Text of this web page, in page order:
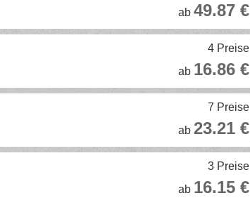
ab 49.87 €
4 Preise
ab 16.86 €
7 Preise
ab 23.21 €
3 Preise
ab 16.15 €